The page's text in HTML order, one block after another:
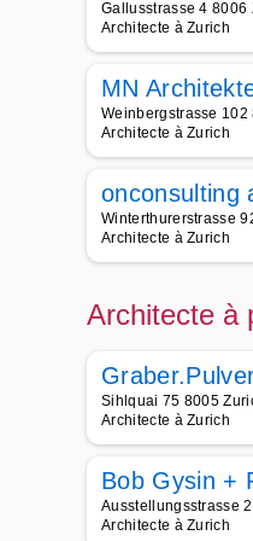
Gallusstrasse 4 8006
Architecte à Zurich
MN
Weinbergstrasse 102
Architecte à Zurich
onconsulting
Winterthurerstrasse
Architecte à Zurich
Architecte à
Sihlquai 75 8005
Architecte à Zurich
Bob Gysin +
Ausstellungsstrasse
Architecte à Zurich